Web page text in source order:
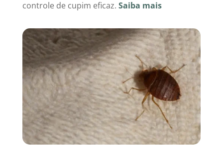
controle de cupim eficaz. Saiba mais